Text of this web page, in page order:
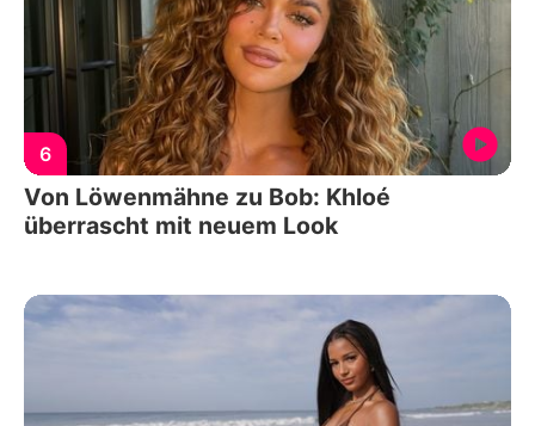
6
Von Löwenmähne zu Bob: Khloé
überrascht mit neuem Look